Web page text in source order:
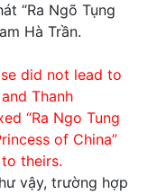
“Ra Ngõ Tụng
Hà Trần.
did not lead to
Thanh
“Ra Ngo Tung
of China”
theirs.
vậy, trường hợp